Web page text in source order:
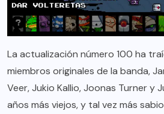
La actualización número 100 ha
miembros originales de la banda,
Veer, Jukio Kallio, Joonas Turner y
años más viejos, y tal vez más